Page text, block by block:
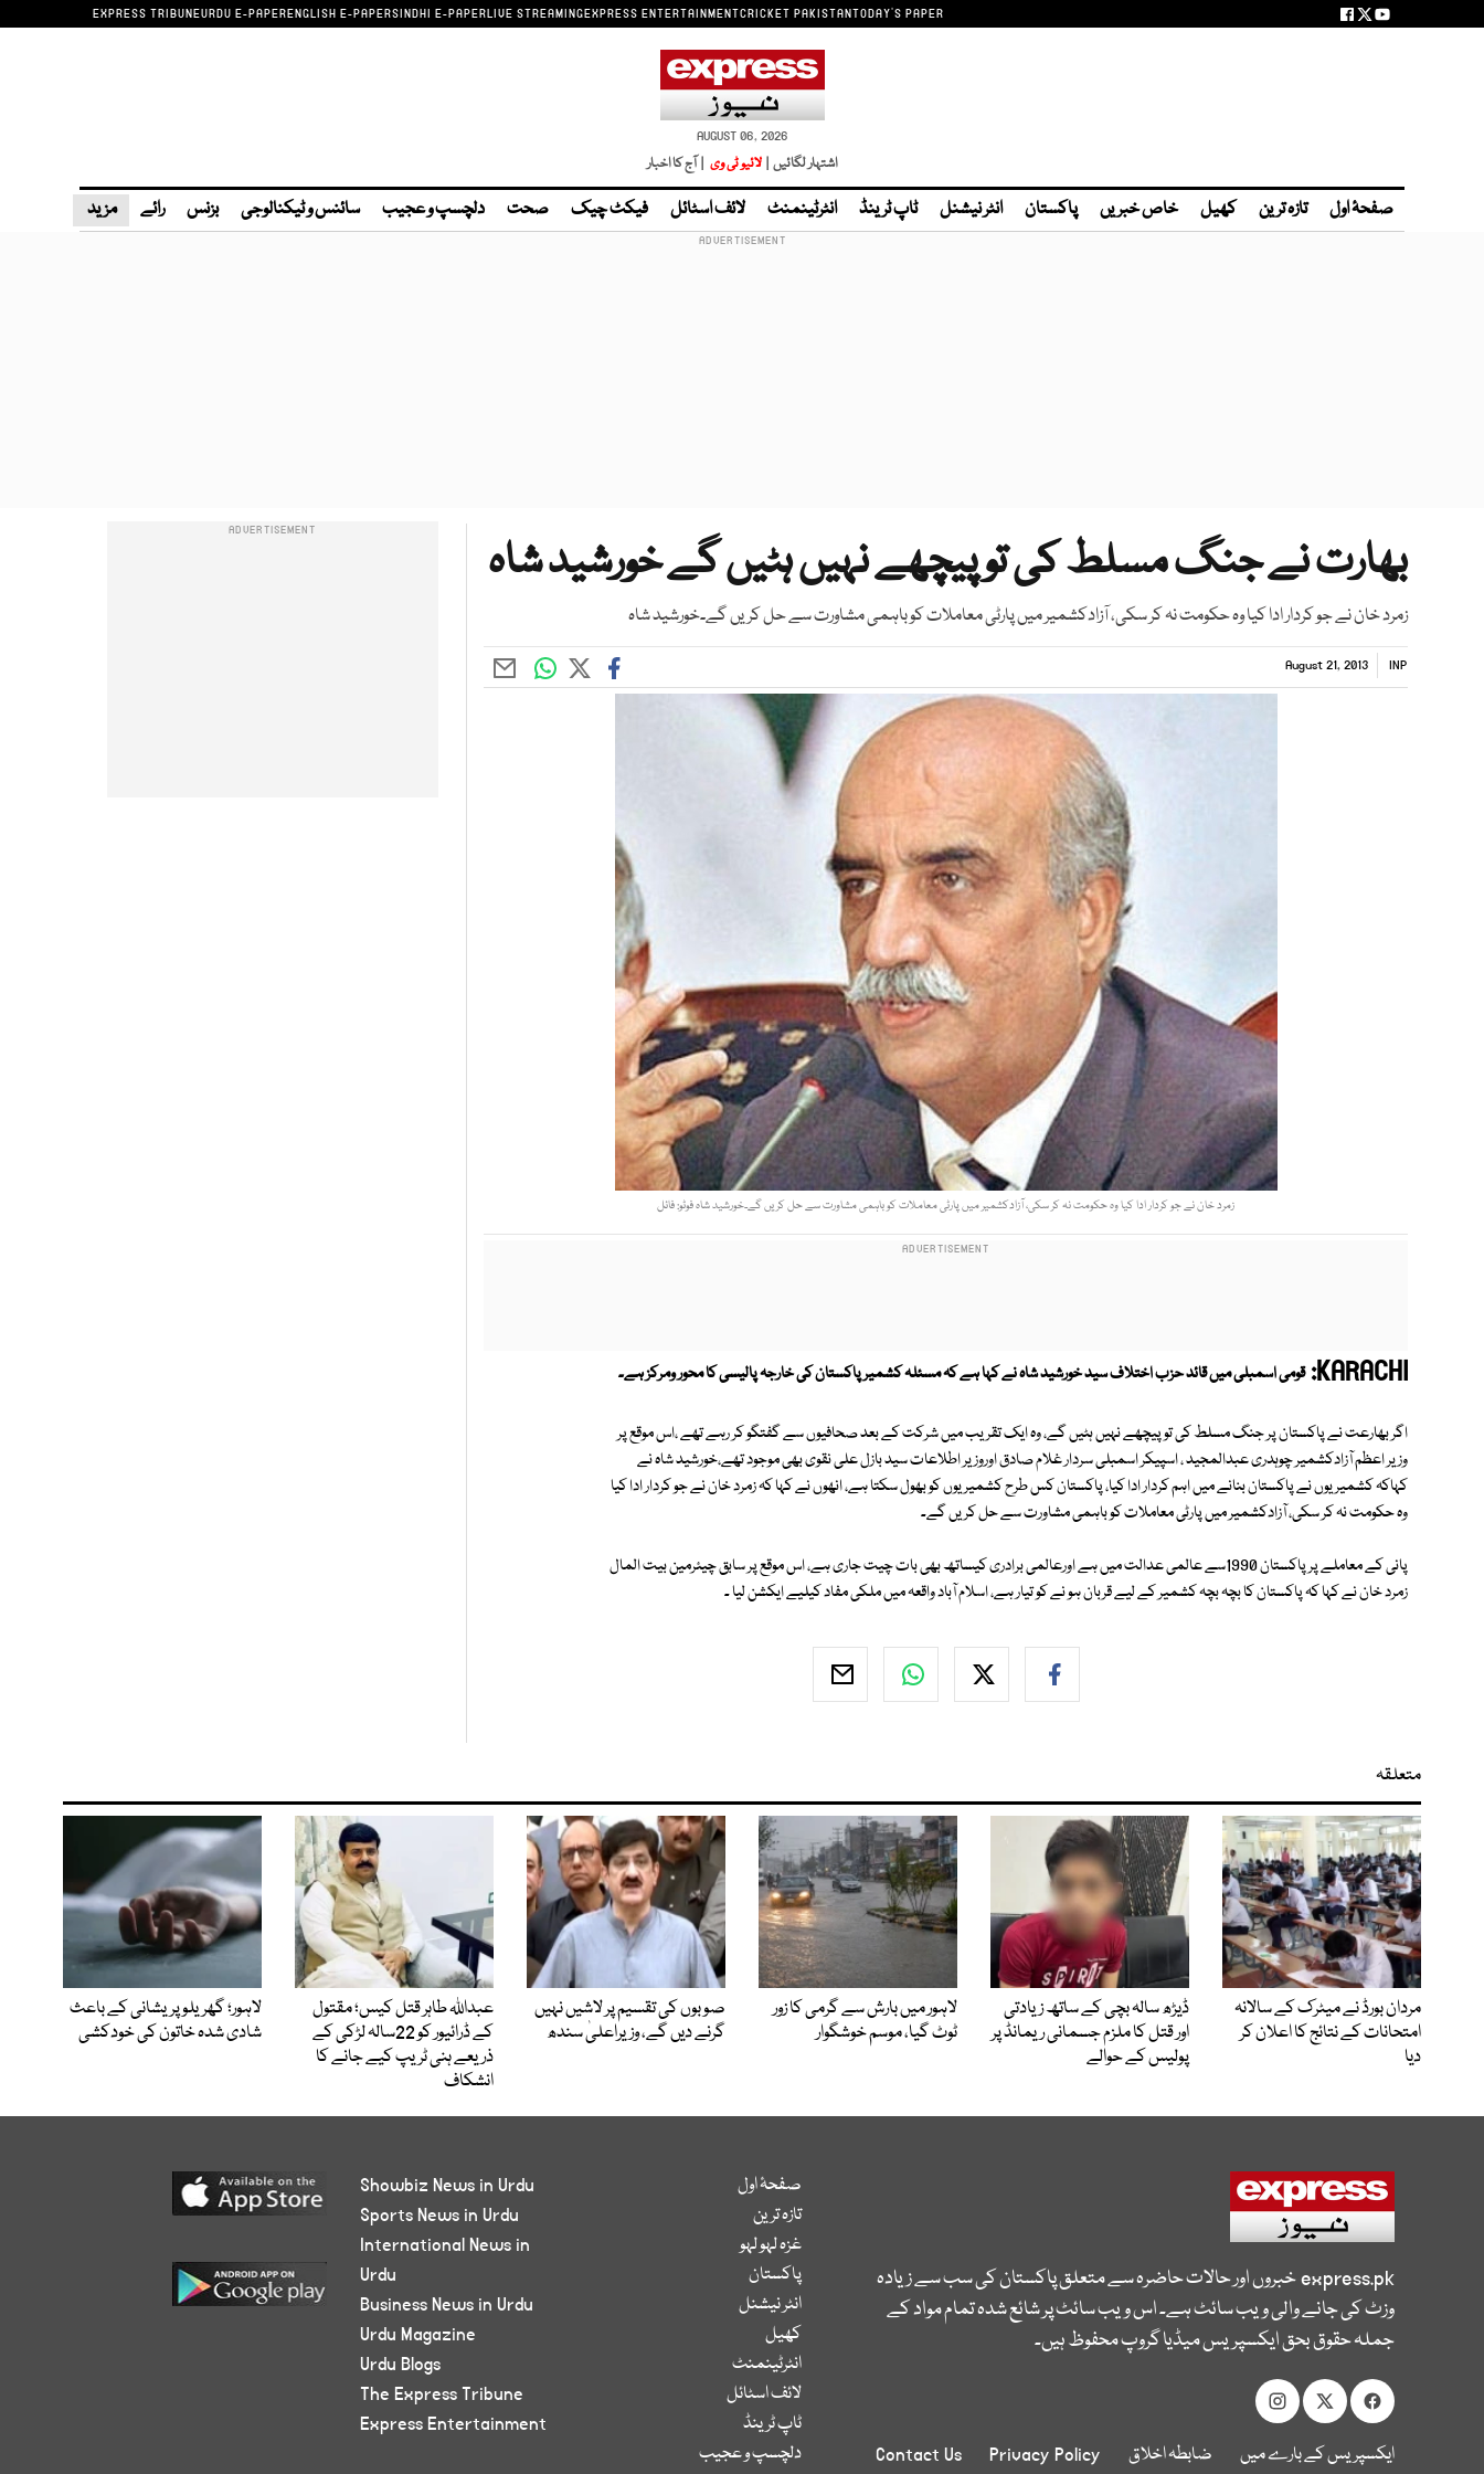
EXPRESS TRIBUNEURDU E-PAPERENGLISH E-PAPERSINDHI E-PAPERLIVE STREAMINGEXPRESS ENTERTAINMENTCRICKET PAKISTANTODAY'S PAPER
AUGUST 06, 2026
اشتہار لگائیں | لائیو ٹی وی | آج کا اخبار
صفحۂ اول تازہ ترین کھیل خاص خبریں پاکستان انٹر نیشنل ٹاپ ٹرینڈ انٹرٹینمنٹ لائف اسٹائل فیکٹ چیک صحت دلچسپ و عجیب سائنس و ٹیکنالوجی بزنس رائے مزید
بھارت نے جنگ مسلط کی تو پیچھے نہیں ہٹیں گے خورشید شاہ
زمرد خان نے جو کردار ادا کیا وہ حکومت نہ کر سکی، آزادکشمیر میں پارٹی معاملات کو باہمی مشاورت سے حل کریں گے۔خورشید شاہ
INP
August 21, 2013
زمرد خان نے جو کردار ادا کیا وہ حکومت نہ کر سکی، آزادکشمیر میں پارٹی معاملات کو باہمی مشاورت سے حل کریں گے۔خورشید شاہ فوٹو: فائل
KARACHI: قومی اسمبلی میں قائد حزب اختلاف سید خورشید شاہ نے کہا ہے کہ مسئلہ کشمیر پاکستان کی خارجہ پالیسی کا محور ومرکز ہے۔
اگر بھارعت نے پاکستان پر جنگ مسلط کی تو پیچھے نہیں ہٹیں گے، وہ ایک تقریب میں شرکت کے بعد صحافیوں سے گفتگو کر رہے تھے ،اس موقع پر
وزیر اعظم آزادکشمیر چوہدری عبدالمجید ، اسپیکر اسمبلی سردار غلام صادق اوروزیر اطلاعات سید بازل علی نقوی بھی موجود تھے،خورشید شاہ نے
کہاکہ کشمیریوں نے پاکستان بنانے میں اہم کردار ادا کیا، پاکستان کس طرح کشمیریوں کو بھول سکتا ہے، انھوں نے کہا کہ زمرد خان نے جو کردار ادا کیا
وہ حکومت نہ کر سکی، آزادکشمیر میں پارٹی معاملات کو باہمی مشاورت سے حل کریں گے۔
پانی کے معاملے پر پاکستان 1990سے عالمی عدالت میں ہے اورعالمی برادری کیساتھ بھی بات چیت جاری ہے، اس موقع پر سابق چیئرمین بیت المال
زمرد خان نے کہا کہ پاکستان کا بچہ بچہ کشمیر کے لیے قربان ہو نے کو تیار ہے، اسلام آباد واقعہ میں ملکی مفاد کیلیے ایکشن لیا ۔
متعلقہ
مردان بورڈ نے میٹرک کے سالانہ
امتحانات کے نتائج کا اعلان کر
دیا
ڈیڑھ سالہ بچی کے ساتھ زیادتی
اور قتل کا ملزم جسمانی ریمانڈ پر
پولیس کے حوالے
لاہور میں بارش سے گرمی کا زور
ٹوٹ گیا، موسم خوشگوار
صوبوں کی تقسیم پر لاشیں نہیں
گرنے دیں گے، وزیراعلیٰ سندھ
عبداللہ طاہر قتل کیس؛ مقتول
کے ڈرائیور کو 22سالہ لڑکی کے
ذریعے ہنی ٹریپ کیے جانے کا
انشکاف
لاہور؛ گھریلو پریشانی کے باعث
شادی شدہ خاتون کی خودکشی
express.pkخبروں اور حالات حاضرہ سے متعلق پاکستان کی سب سے زیادہ
وزٹ کی جانے والی ویب سائٹ ہے۔ اس ویب سائٹ پر شائع شدہ تمام مواد کے
جملہ حقوق بحق ایکسپریس میڈیا گروپ محفوظ ہیں۔
ایکسپریس کے بارے میں ضابطہ اخلاق Privacy Policy
Contact Us
صفحۂ اول
تازہ ترین
غزہ لہو لہو
پاکستان
انٹر نیشنل
کھیل
انٹرٹینمنٹ
لائف اسٹائل
ٹاپ ٹرینڈ
دلچسپ و عجیب
Showbiz News in Urdu
Sports News in Urdu
International News in
Urdu
Business News in Urdu
Urdu Magazine
Urdu Blogs
The Express Tribune
Express Entertainment